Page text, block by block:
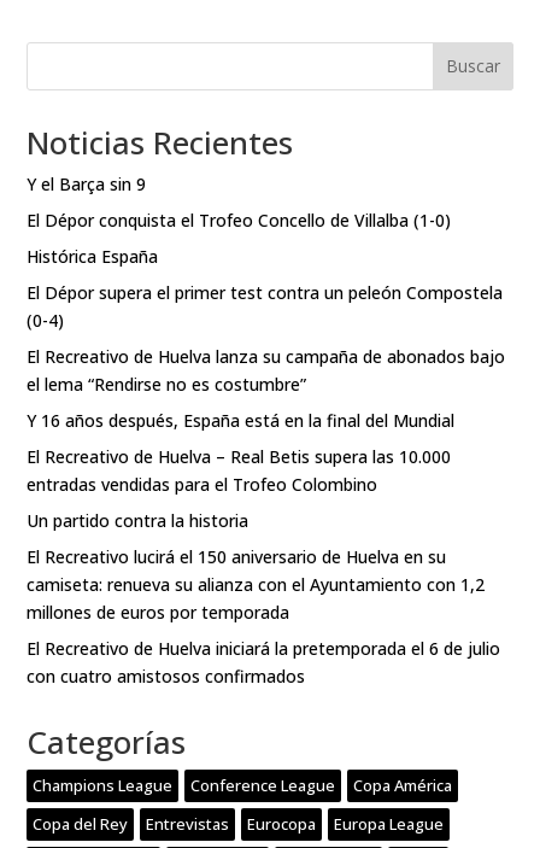
Buscar
Noticias Recientes
Y el Barça sin 9
El Dépor conquista el Trofeo Concello de Villalba (1-0)
Histórica España
El Dépor supera el primer test contra un peleón Compostela
(0-4)
El Recreativo de Huelva lanza su campaña de abonados bajo
el lema “Rendirse no es costumbre”
Y 16 años después, España está en la final del Mundial
El Recreativo de Huelva – Real Betis supera las 10.000
entradas vendidas para el Trofeo Colombino
Un partido contra la historia
El Recreativo lucirá el 150 aniversario de Huelva en su
camiseta: renueva su alianza con el Ayuntamiento con 1,2
millones de euros por temporada
El Recreativo de Huelva iniciará la pretemporada el 6 de julio
con cuatro amistosos confirmados
Categorías
Champions League Conference League
Copa América
Copa del Rey
Entrevistas Eurocopa
Europa League